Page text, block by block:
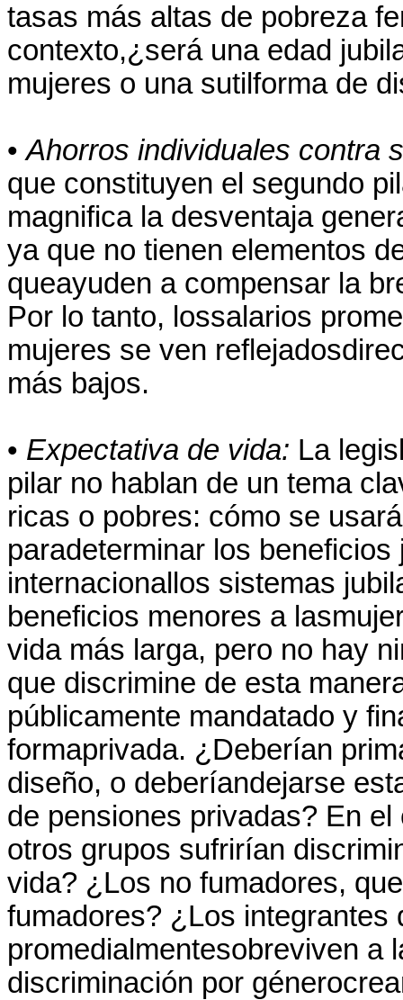
tasas más altas de pobreza
contexto,¿será una edad
mujeres o una sutilforma de
•Ahorros individuales contra
que constituyen el segundo
magnifica la desventaja
ya que no tienen elementos
queayuden a compensar la
Por lo tanto, lossalarios
mujeres se ven
más bajos.
• Expectativa de vida: La
pilar no hablan de un tema
ricas o pobres: cómo se
paradeterminar los
internacionallos sistemas
beneficios menores a
vida más larga, pero no hay
que discrimine de esta
públicamente mandatado y
formaprivada. ¿Deberían
diseño, o deberíandejarse
de pensiones privadas? En
otros grupos sufrirían
vida? ¿Los no fumadores,
fumadores? ¿Los
promedialmentesobreviven a
discriminación por